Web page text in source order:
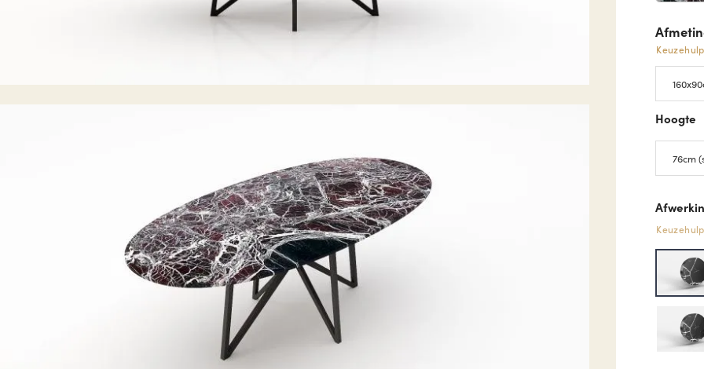
Keuzehulp
Hoogte
Keuzehulp